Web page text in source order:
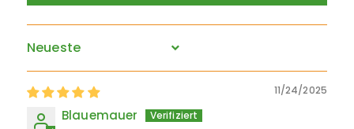
Sort by
11/24/2025
Blauemauer